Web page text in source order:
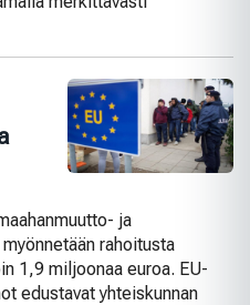
ja
rahoitusta
1,9 miljoonaa euroa. EU-
edustavat yhteiskunnan